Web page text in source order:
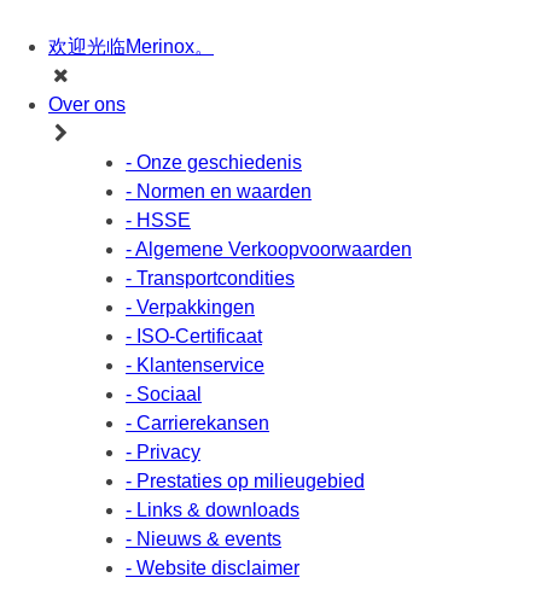
欢迎光临Merinox。
Over ons
- Onze geschiedenis
- Normen en waarden
- HSSE
- Algemene Verkoopvoorwaarden
- Transportcondities
- Verpakkingen
- ISO-Certificaat
- Klantenservice
- Sociaal
- Carrierekansen
- Privacy
- Prestaties op milieugebied
- Links & downloads
- Nieuws & events
- Website disclaimer